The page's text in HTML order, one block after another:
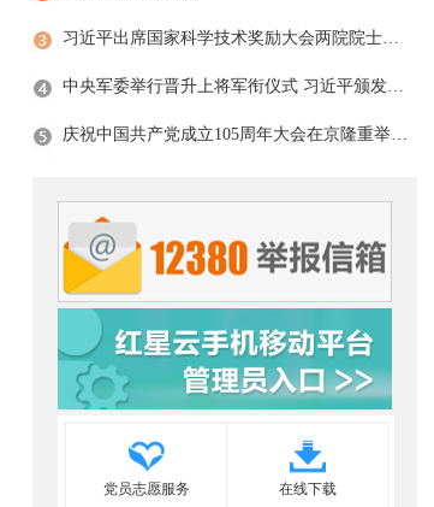
习近平出席国家科学技术奖励大会两院院士大会中国科协第十一次全国代表大会并发表重要讲话
中央军委举行晋升上将军衔仪式 习近平颁发命令状并向晋衔的军官表示祝贺
庆祝中国共产党成立105周年大会在京隆重举行 习近平发表重要讲话
党员志愿服务 在线下载